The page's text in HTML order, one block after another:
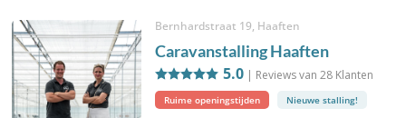
Bernhardstraat 19, Haaften
Caravanstalling Haaften
5.0| Reviews van 28Klanten
Ruime openingstijden Nieuwe stalling!